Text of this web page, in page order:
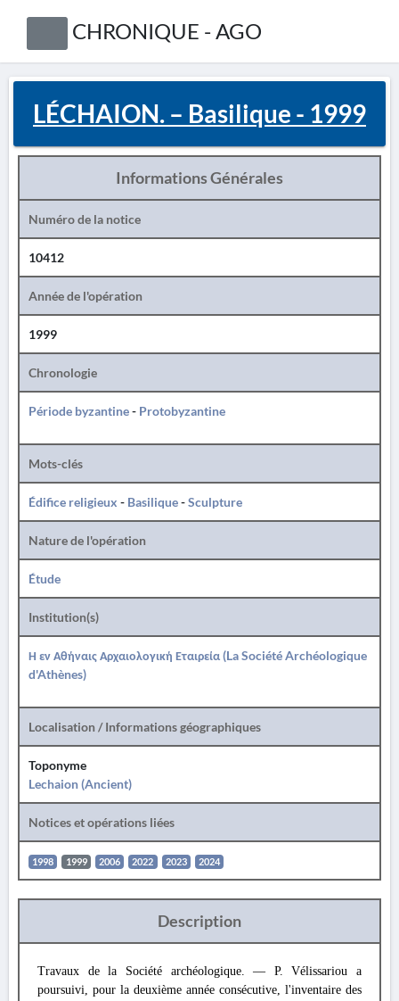
CHRONIQUE - AGO
LÉCHAION. – Basilique - 1999
Informations Générales
Numéro de la notice
10412
Année de l'opération
1999
Chronologie
Période byzantine- Protobyzantine
Mots-clés
Édifice religieux - Basilique-Sculpture
Nature de l'opération
Étude
Institution(s)
Η εν Αθήναις Αρχαιολογική Εταιρεία (La Société Archéologique
d'Athènes)
Localisation / Informations géographiques
Toponyme
Lechaion (Ancient)
Notices et opérations liées
1998 1999 2006 2022 2023 2024
Description
Travaux de la Société archéologique. — P. Vélissariou a
poursuivi, pour la deuxième année consécutive, l'inventaire des